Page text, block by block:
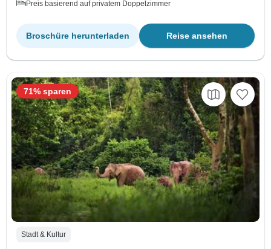
Preis basierend auf privatem Doppelzimmer
Reise ansehen
Broschüre herunterladen
Stadt & Kultur
71% sparen